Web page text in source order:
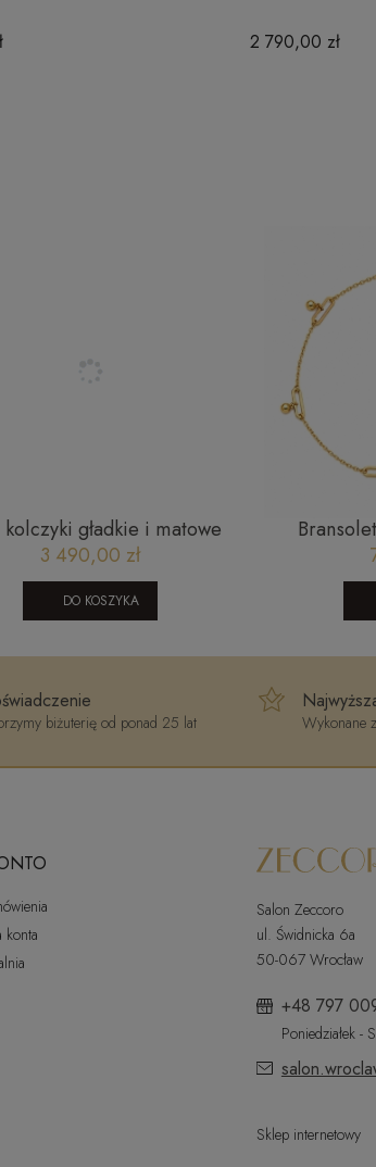
2 790,00 zł
kolczyki gładkie i matowe
Prestige K_25
3 490,00 zł
DO KOSZYKA
biżuterię od ponad 25 lat Wykonane
konta
Salon Zeccoro
ul. Świdnicka 6a
50-067 Wrocław
+48 797
Poniedziałek
Sklep internetowy